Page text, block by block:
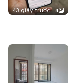
43 giây trước 4